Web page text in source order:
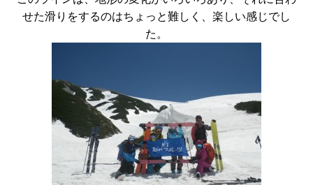
せた滑りをするのはちょっと難しく、楽しい感じでし
た。